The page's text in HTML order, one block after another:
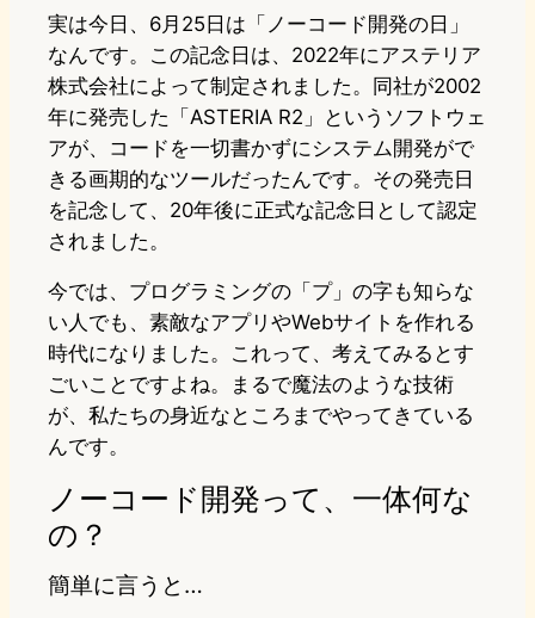
実は今日、6月25日は「ノーコード開発の日」
なんです。この記念日は、2022年にアステリア
株式会社によって制定されました。同社が2002
年に発売した「ASTERIA R2」というソフトウェ
アが、コードを一切書かずにシステム開発がで
きる画期的なツールだったんです。その発売日
を記念して、20年後に正式な記念日として認定
されました。
今では、プログラミングの「プ」の字も知らな
い人でも、素敵なアプリやWebサイトを作れる
時代になりました。これって、考えてみるとす
ごいことですよね。まるで魔法のような技術
が、私たちの身近なところまでやってきている
んです。
ノーコード開発って、一体何な
の？
簡単に言うと…